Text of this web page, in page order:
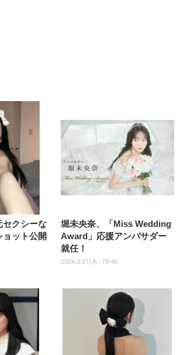
オフィスチェア デスク
ェア 疲れない テレワーク
ェア 強化バックレスト 30度
ロッキング機能 人間工学 椅子
サポート 90度跳ね上げ式ア
ムレスト 3Dヘッドレスト
ハンガー付き 高反発クッショ
ン PCチェア 通気性メッシュ
ーミング/勉強/事務用 おし
ゃれ パソコンチェア (ホワイ
)
7,680
ッシュ 通気性 ランバーサ
ポート付き 腰サポート ガ
ス圧無段階昇降 360度回
転 キャスター付き コンパ
クト 幅52×奥行58.5×高さ
84～96cm テレワーク 在
宅勤務 ブラック
￥4,139
済み品】Dell
27インチ 液晶モ
フル
）VA 非光
DisplayPort/VGA
カー内蔵 高さ調整 ス
VESA対応
ビジネス向け
Gaming Monitor 24” Essential ゲ
ーミングモニター QD 24.5インチ
1ms FHD 量子ドット 残像低減 (3
年保証 | 輝点保証 | 日本メーカー)
Basic(スマートベーシ
ク) 【Amazon.co.jp限定】
Basic アイリスオーヤマ
ペットシーツ 超厚型 お徳用
イド 100枚入 (x 1) (ケース
売)
3,670
ュラー 200枚入
【Amazon.co.jp限定】
￥3,731
セクシーな
ョット公開
堀未央奈、「Miss Wedding
Award」応援アンバサダー
就任！
2024.3.21(木) 19:46